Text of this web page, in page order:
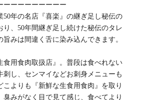
ーーーーーーーーー
50年の名店『喜楽』の継ぎ足し秘伝の
り、50年間継ぎ足し続けた秘伝のタレ
みは間違く舌に染み込んできます。
食用食肉取扱店』。普段は食べれない
刺し、センマイなどお刺身メニューも
こよりも『新鮮な生食用食肉』を取り
臭みがなく目で見て感じ、食べてより